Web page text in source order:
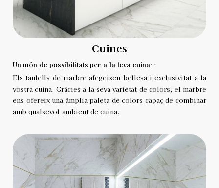
Cuines
Un món de possibilitats per a la teva cuina…
Els taulells de marbre afegeixen bellesa i exclusivitat a la
vostra cuina. Gràcies a la seva varietat de colors, el marbre
ens ofereix una àmplia paleta de colors capaç de combinar
amb qualsevol ambient de cuina.